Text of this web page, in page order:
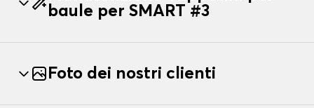
baule per SMART #3
Foto dei nostri clienti